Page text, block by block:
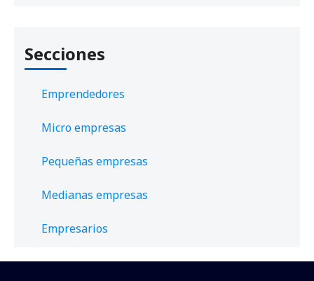
Secciones
Emprendedores
Micro empresas
Pequeñas empresas
Medianas empresas
Empresarios